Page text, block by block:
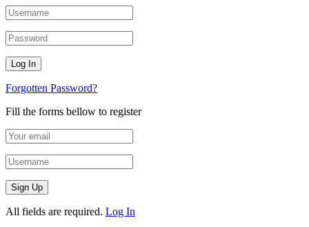
Forgotten Password?
Fill the forms bellow to register
All fields are required. Log In